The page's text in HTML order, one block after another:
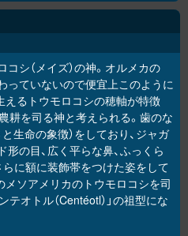
シ（メイズ）の神。オルメカの
っていないので便宜上このように
えるトウモロコシの穂軸が特徴
耕を司る神と考えられる。歯のな
生命の象徴）をしており、ジャガ
の目、広く平らな鼻、ふっくら
らに額に装飾帯をつけた姿をして
メソアメリカのトウモロコシを司
テオトル（Centéotl）」の祖型にな